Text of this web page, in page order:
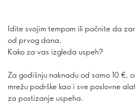
Idite svojim tempom ili počnite da
od prvog dana.
Kako za vas izgleda uspeh?
Za godišnju naknadu od samo 10 €,
mrežu podrške kao i sve poslovne
za postizanje uspeha.